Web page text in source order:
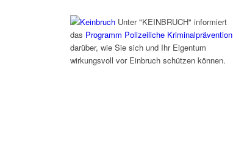
Unter "KEINBRUCH" informiert
das Programm Polizeiliche Kriminalprävention
darüber, wie Sie sich und Ihr Eigentum
wirkungsvoll vor Einbruch schützen können.